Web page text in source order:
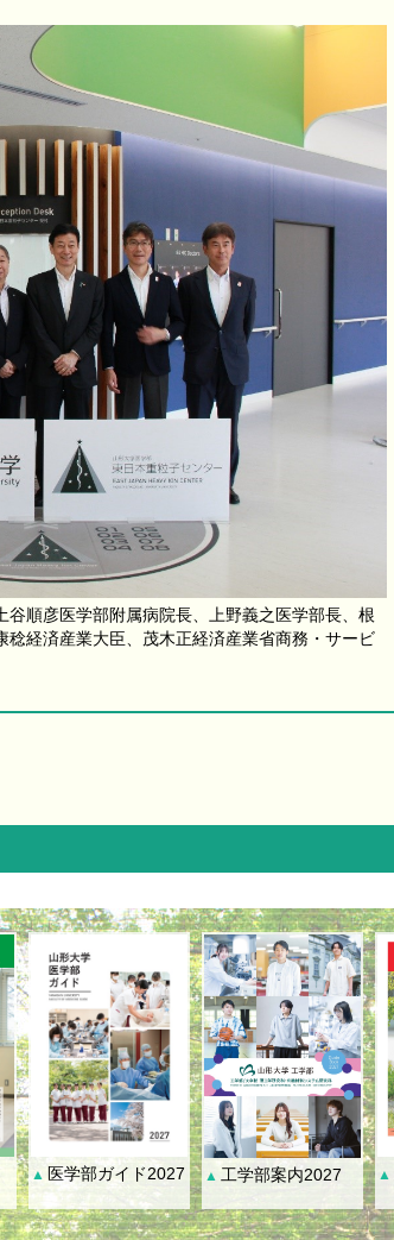
順彦医学部附属病院長、上野義之医学部長、根
経済産業大臣、茂木正経済産業省商務・サービ
▲ 医学部ガイド2027 ▲ 工学部案内2027 ▲